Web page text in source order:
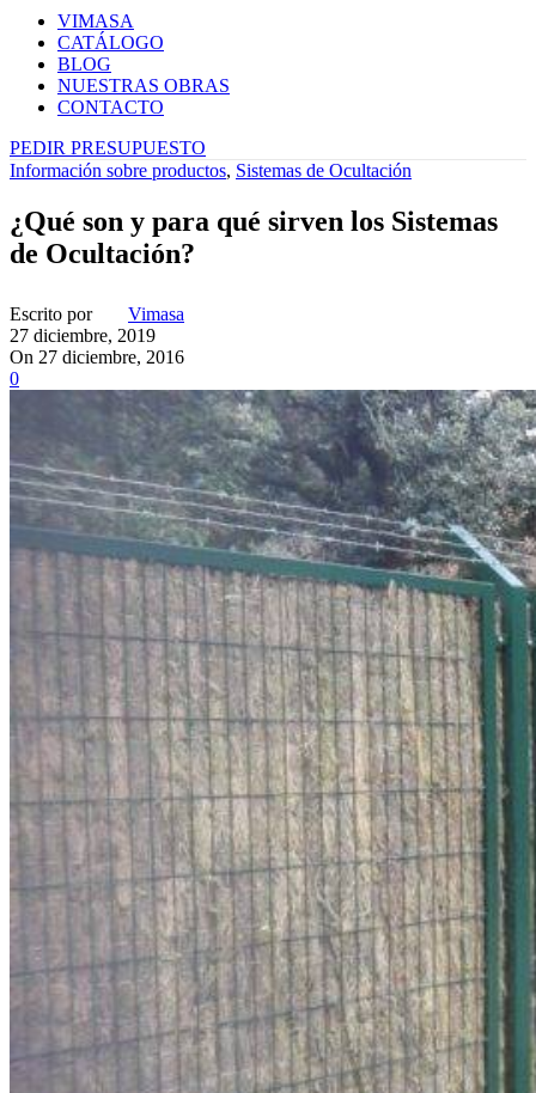
VIMASA
CATÁLOGO
BLOG
NUESTRAS OBRAS
CONTACTO
PEDIR PRESUPUESTO
Información sobre productos, Sistemas de Ocultación
¿Qué son y para qué sirven los Sistemas
de Ocultación?
Escrito por
Vimasa
27 diciembre, 2019
On 27 diciembre, 2016
0